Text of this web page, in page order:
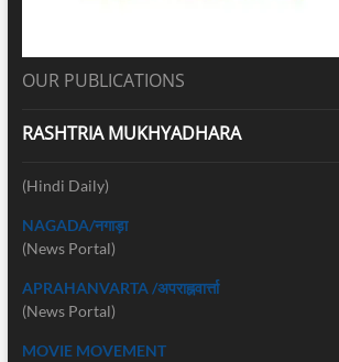
OUR PUBLICATIONS
RASHTRIA MUKHYADHARA
(Hindi Daily)
NAGADA/नगाड़ा
(News Portal)
APRAHANVARTA /अपराह्नवार्त्ता
(News Portal)
MOVIE MOVEMENT